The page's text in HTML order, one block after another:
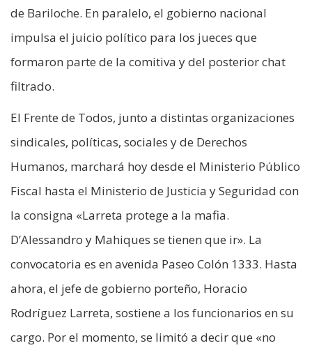
de Bariloche. En paralelo, el gobierno nacional
impulsa el juicio político para los jueces que
formaron parte de la comitiva y del posterior chat
filtrado.
El Frente de Todos, junto a distintas organizaciones
sindicales, políticas, sociales y de Derechos
Humanos, marchará hoy desde el Ministerio Público
Fiscal hasta el Ministerio de Justicia y Seguridad con
la consigna «Larreta protege a la mafia.
D’Alessandro y Mahiques se tienen que ir». La
convocatoria es en avenida Paseo Colón 1333. Hasta
ahora, el jefe de gobierno porteño, Horacio
Rodríguez Larreta, sostiene a los funcionarios en su
cargo. Por el momento, se limitó a decir que «no